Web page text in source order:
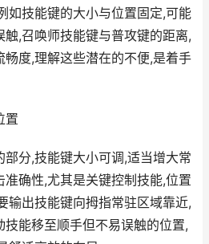
如技能键的大小与位置固定,可能
,召唤师技能键与普攻键的距离,
度,理解这些潜在的不便,是着手
置
分,技能键大小可调,适当增大常
确性,尤其是关键控制技能,位置
输出技能键向拇指常驻区域靠近,
能移至顺手但不易误触的位置,